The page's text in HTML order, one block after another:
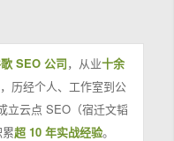
SEO 公司，从业十余
历经个人、工作室到公
立云点 SEO（宿迁文韬
超 10 年实战经验。